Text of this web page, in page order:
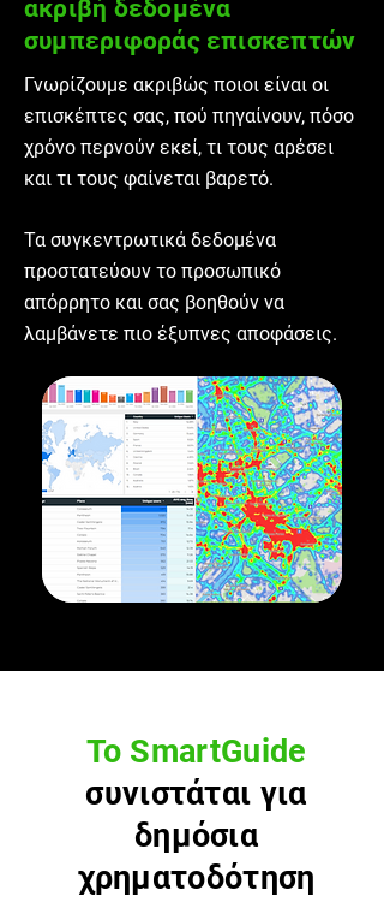
ακριβή δεδομένα
συμπεριφοράς επισκεπτών
Γνωρίζουμε ακριβώς ποιοι είναι οι
επισκέπτες σας, πού πηγαίνουν, πόσο
χρόνο περνούν εκεί, τι τους αρέσει
και τι τους φαίνεται βαρετό.
Τα συγκεντρωτικά δεδομένα
προστατεύουν το προσωπικό
απόρρητο και σας βοηθούν να
λαμβάνετε πιο έξυπνες αποφάσεις.
Το SmartGuide
συνιστάται για
δημόσια
χρηματοδότηση